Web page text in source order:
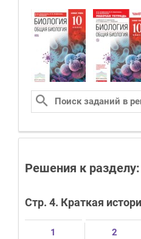
Решения к
Стр. 4. Краткая
1 2